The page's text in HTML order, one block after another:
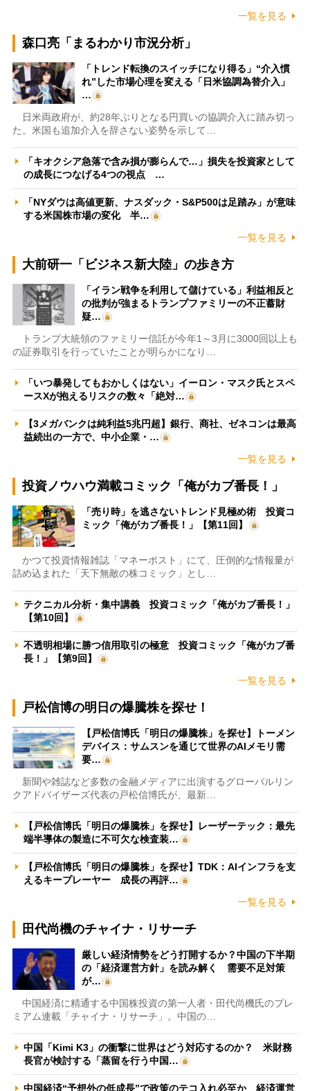
一覧を見る
森口亮「まるわかり市況分析」
「トレンド転換のスイッチになり得る」“介入慣
れ”した市場心理を変える「日米協調為替介入」
…
日米両政府が、約28年ぶりとなる円買いの協調介入に踏み切っ
た。米国も追加介入を辞さない姿勢を示して…
「キオクシア急落で含み損が膨らんで…」損失を投資家として
の成長につなげる4つの視点 …
「NYダウは高値更新、ナスダック・S&P500は足踏み」が意味
する米国株市場の変化 半…
一覧を見る
大前研一「ビジネス新大陸」の歩き方
「イラン戦争を利用して儲けている」利益相反と
の批判が強まるトランプファミリーの不正蓄財
疑…
トランプ大統領のファミリー信託が今年1～3月に3000回以上も
の証券取引を行っていたことが明らかになり…
「いつ暴発してもおかしくはない」イーロン・マスク氏とスペ
ースXが抱えるリスクの数々「絶対…
【3メガバンクは純利益5兆円超】銀行、商社、ゼネコンは最高
益続出の一方で、中小企業・…
一覧を見る
投資ノウハウ満載コミック「俺がカブ番長！」
「売り時」を逃さないトレンド見極め術 投資コ
ミック「俺がカブ番長！」【第11回】
かつて投資情報雑誌「マネーポスト」にて、圧倒的な情報量が
詰め込まれた「天下無敵の株コミック」とし…
テクニカル分析・集中講義 投資コミック「俺がカブ番長！」
【第10回】
不透明相場に勝つ信用取引の極意 投資コミック「俺がカブ番
長！」【第9回】
一覧を見る
戸松信博の明日の爆騰株を探せ！
【戸松信博氏「明日の爆騰株」を探せ】トーメン
デバイス：サムスンを通じて世界のAIメモリ需
要…
新聞や雑誌など多数の金融メディアに出演するグローバルリン
クアドバイザーズ代表の戸松信博氏が、最新…
【戸松信博氏「明日の爆騰株」を探せ】レーザーテック：最先
端半導体の製造に不可欠な検査装…
【戸松信博氏「明日の爆騰株」を探せ】TDK：AIインフラを支
えるキープレーヤー 成長の再評…
一覧を見る
田代尚機のチャイナ・リサーチ
厳しい経済情勢をどう打開するか？中国の下半期
の「経済運営方針」を読み解く 需要不足対策
が…
中国経済に精通する中国株投資の第一人者・田代尚機氏のプレ
ミアム連載「チャイナ・リサーチ」。中国の…
中国「Kimi K3」の衝撃に世界はどう対応するのか？ 米財務
長官が検討する「蒸留を行う中国…
中国経済“予想外の低成長”で政策のテコ入れ必至か 経済運営